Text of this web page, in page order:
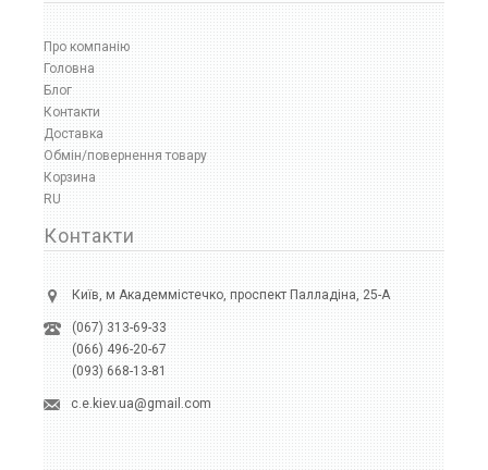
Про компанію
Головна
Блог
Контакти
Доставка
Обмін/повернення товару
Корзина
RU
Контакти
Київ, м Академмістечко, проспект Палладіна, 25-А
(067) 313-69-33
(066) 496-20-67
(093) 668-13-81
c.e.kiev.ua@gmail.com